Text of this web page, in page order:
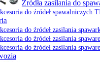
Źródła zasilania do
do źródeł spawalniczych
do źródeł zasilania
do źródeł zasilania
do źródeł zasilania